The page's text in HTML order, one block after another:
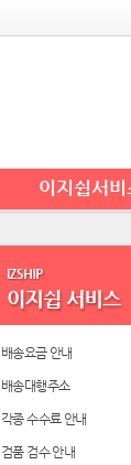
이지쉽서비
배송요금 안내
배송대행주소
각종 수수료 안내
검품 검수 안내